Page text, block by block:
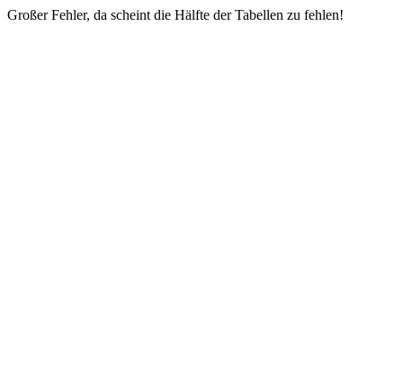
Großer Fehler, da scheint die Hälfte der Tabellen zu fehlen!